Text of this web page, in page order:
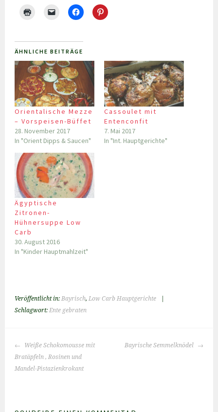
ÄHNLICHE BEITRÄGE
Orientalische Mezze
– Vorspeisen-Büffet
28. November 2017
In "Orient Dipps & Saucen"
Cassoulet mit
Entenconfit
7. Mai 2017
In "Int. Hauptgerichte"
Ägyptische
Zitronen-
Hühnersuppe Low
Carb
30. August 2016
In "Kinder Hauptmahlzeit"
Veröffentlicht in:Bayrisch,Low Carb Hauptgerichte
Schlagwort:Ente gebraten
BEITRAGS-
NAVIGATION
Weiße Schokomousse mit
Bratäpfeln , Rosinen und
Mandel-Pistazienkrokant
Bayrische Semmelknödel